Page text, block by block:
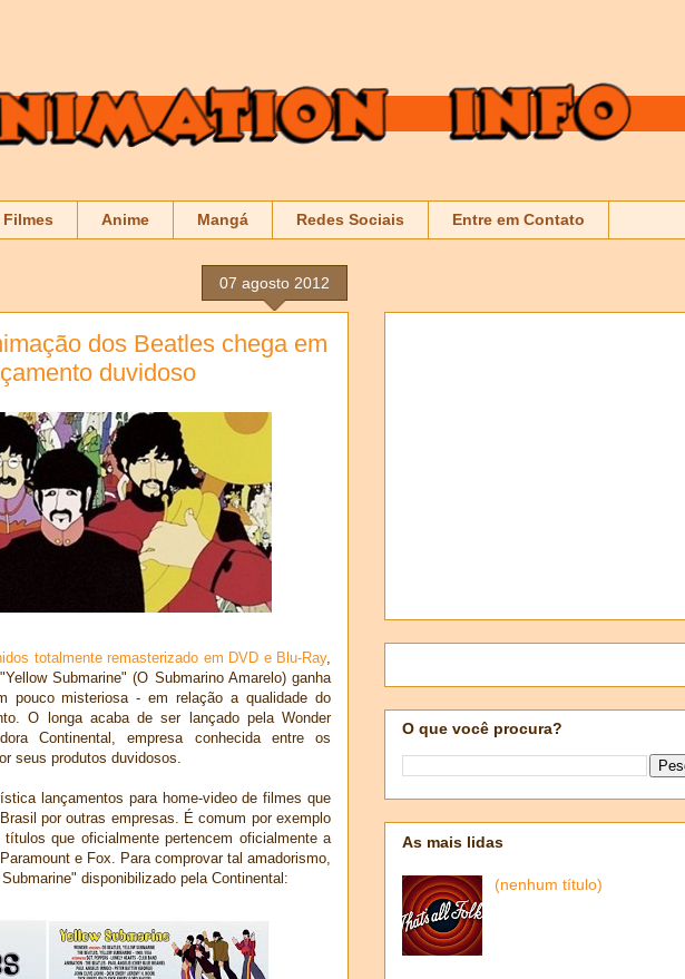
Filmes Anime Mangá Redes Sociais Entre em Contato
07 agosto 2012
dos Beatles chega em
duvidoso
totalmente remasterizado em DVD e Blu-Ray,
Submarine" (O Submarino Amarelo) ganha
pouco misteriosa - em relação a qualidade do
O longa acaba de ser lançado pela Wonder
Continental, empresa conhecida entre os
seus produtos duvidosos.
lançamentos para home-video de filmes que
por outras empresas. É comum por exemplo
que oficialmente pertencem oficialmente a
e Fox. Para comprovar tal amadorismo,
disponibilizado pela Continental:
O que você procura?
As mais lidas
(nenhum título)